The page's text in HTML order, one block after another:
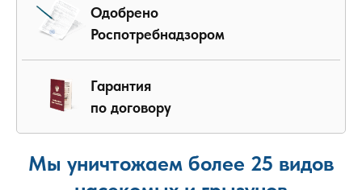
Одобрено
Роспотребнадзором
Гарантия
по договору
Мы уничтожаем более 25 видов